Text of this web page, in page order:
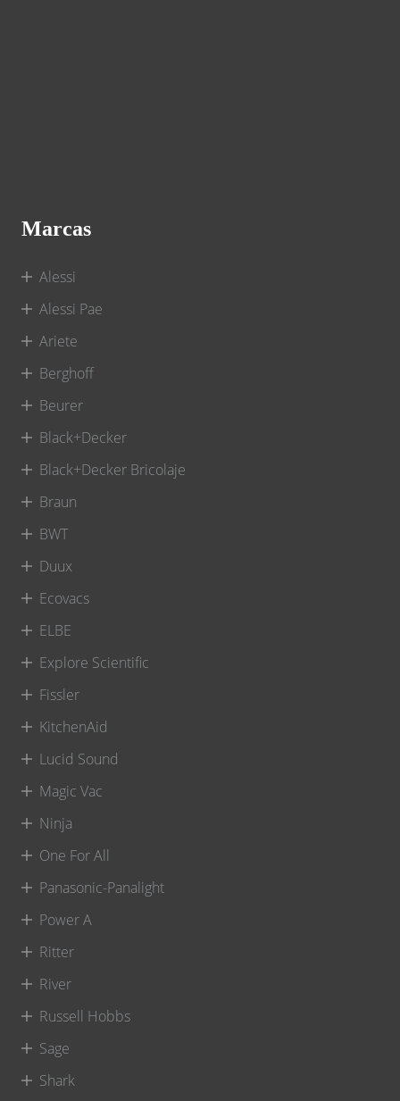
Marcas
Alessi
Alessi Pae
Ariete
Berghoff
Beurer
Black+Decker
Black+Decker Bricolaje
Braun
BWT
Duux
Ecovacs
ELBE
Explore Scientific
Fissler
KitchenAid
Lucid Sound
Magic Vac
Ninja
One For All
Panasonic-Panalight
Power A
Ritter
River
Russell Hobbs
Sage
Shark